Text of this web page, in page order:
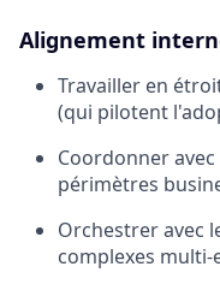
Alignement
Travailler en
(qui pilotent
Coordonner avec
périmètres
Orchestrer avec
complexes multi-